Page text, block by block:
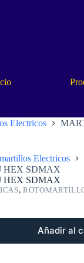
Electricos
Electricos
HEX SDMAX
HEX SDMAX
,
Añadir al